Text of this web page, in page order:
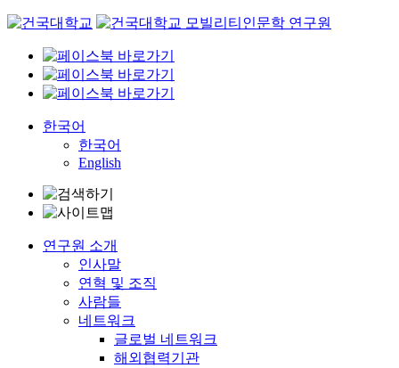
Skip
content
한국어
한국어
English
연구원 소개
인사말
연혁 및 조직
사람들
네트워크
글로벌 네트워크
해외협력기관